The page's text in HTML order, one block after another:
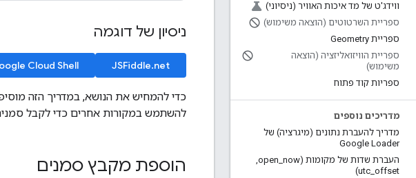
ווידג'ט של מד איכות האוויר (ניסיוני)
ספריית השרטוטים (הוצאה משימוש)
ספריית Geometry
ספריית הוויזואליזציה (הוצאה
משימוש)
ספריות קוד פתוח
מדריכים נוספים
מדריך להעברת נתונים (מיגרציה) של
Google Loader
העברת שדות של מקומות (opennow
,
utc offset)
ניסיון של דוגמה
JSFiddle.net
Cloud Shell
כדי להמחיש את הנושא, במדריך הזה
להשתמש במקורות אחרים כדי לקבל
הוספת מקבץ סמנים